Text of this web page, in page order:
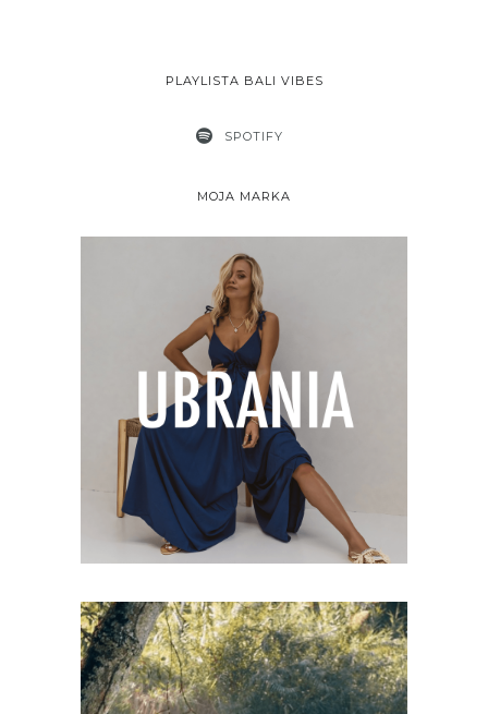
PLAYLISTA BALI VIBES
SPOTIFY
MOJA MARKA